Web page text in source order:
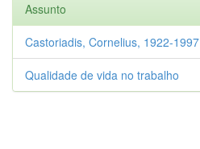
Assunto
Castoriadis, Cornelius, 1922-1997
Qualidade de vida no trabalho